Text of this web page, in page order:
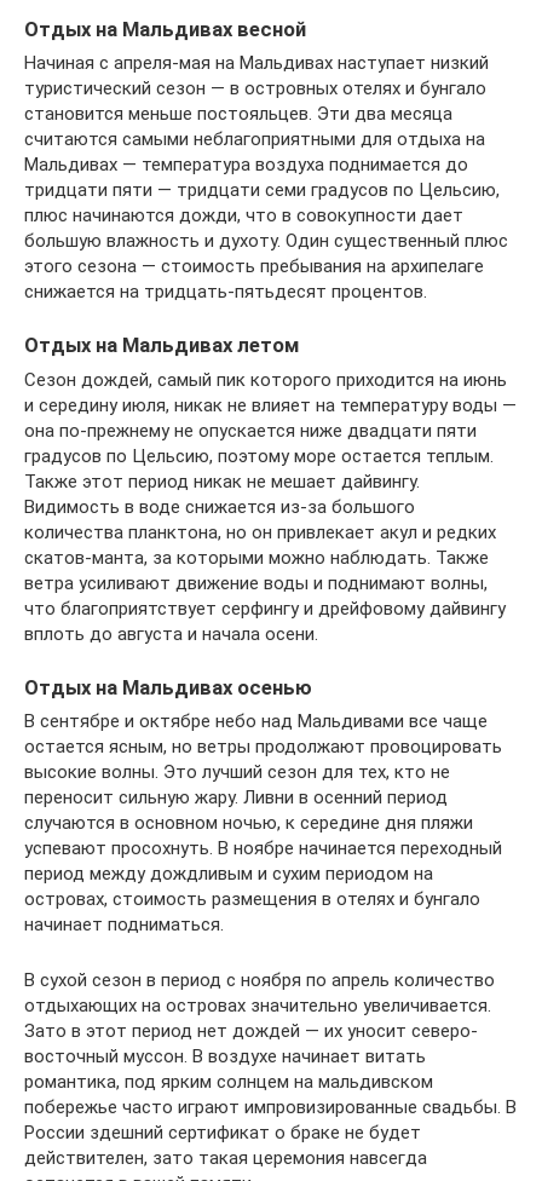
Отдых на Мальдивах весной
Начиная с апреля-мая на Мальдивах наступает низкий
туристический сезон — в островных отелях и бунгало
становится меньше постояльцев. Эти два месяца
считаются самыми неблагоприятными для отдыха на
Мальдивах — температура воздуха поднимается до
тридцати пяти — тридцати семи градусов по Цельсию,
плюс начинаются дожди, что в совокупности дает
большую влажность и духоту. Один существенный плюс
этого сезона — стоимость пребывания на архипелаге
снижается на тридцать-пятьдесят процентов.
Отдых на Мальдивах летом
Сезон дождей, самый пик которого приходится на июнь
и середину июля, никак не влияет на температуру воды —
она по-прежнему не опускается ниже двадцати пяти
градусов по Цельсию, поэтому море остается теплым.
Также этот период никак не мешает дайвингу.
Видимость в воде снижается из-за большого
количества планктона, но он привлекает акул и редких
скатов-манта, за которыми можно наблюдать. Также
ветра усиливают движение воды и поднимают волны,
что благоприятствует серфингу и дрейфовому дайвингу
вплоть до августа и начала осени.
Отдых на Мальдивах осенью
В сентябре и октябре небо над Мальдивами все чаще
остается ясным, но ветры продолжают провоцировать
высокие волны. Это лучший сезон для тех, кто не
переносит сильную жару. Ливни в осенний период
случаются в основном ночью, к середине дня пляжи
успевают просохнуть. В ноябре начинается переходный
период между дождливым и сухим периодом на
островах, стоимость размещения в отелях и бунгало
начинает подниматься.
В сухой сезон в период с ноября по апрель количество
отдыхающих на островах значительно увеличивается.
Зато в этот период нет дождей — их уносит северо-
восточный муссон. В воздухе начинает витать
романтика, под ярким солнцем на мальдивском
побережье часто играют импровизированные свадьбы. В
России здешний сертификат о браке не будет
действителен, зато такая церемония навсегда